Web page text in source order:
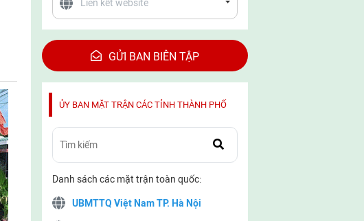
GỬI BAN BIÊN TẬP
ỦY BAN MẶT TRẬN CÁC TỈNH THÀNH PHỐ
Danh sách các mặt trận toàn quốc:
UBMTTQ Việt Nam TP. Hà Nội